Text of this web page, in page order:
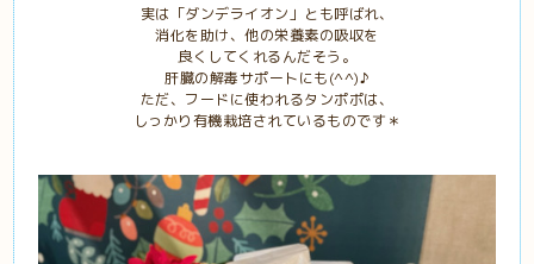
実は「ダンデライオン」とも呼ばれ、
消化を助け、他の栄養素の吸収を
良くしてくれるんだそう。
肝臓の解毒サポートにも(^^)♪
ただ、フードに使われるタンポポは、
しっかり有機栽培されているものです＊